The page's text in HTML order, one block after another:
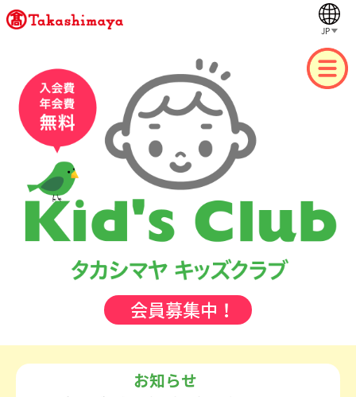
JP
会員募集中！
お知らせ